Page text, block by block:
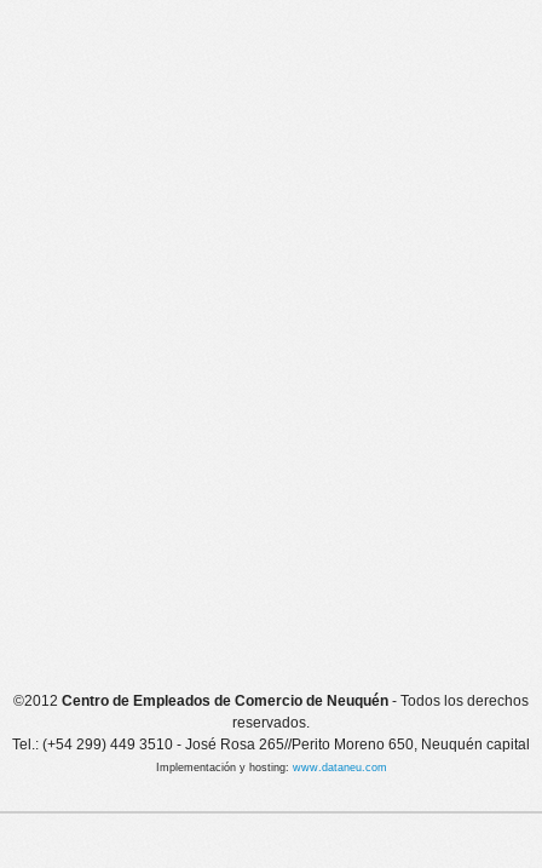
©2012 Centro de Empleados de Comercio de Neuquén - Todos los derechos
reservados.
Tel.: (+54 299) 449 3510 - José Rosa 265//Perito Moreno 650, Neuquén capital
Implementación y hosting: www.dataneu.com